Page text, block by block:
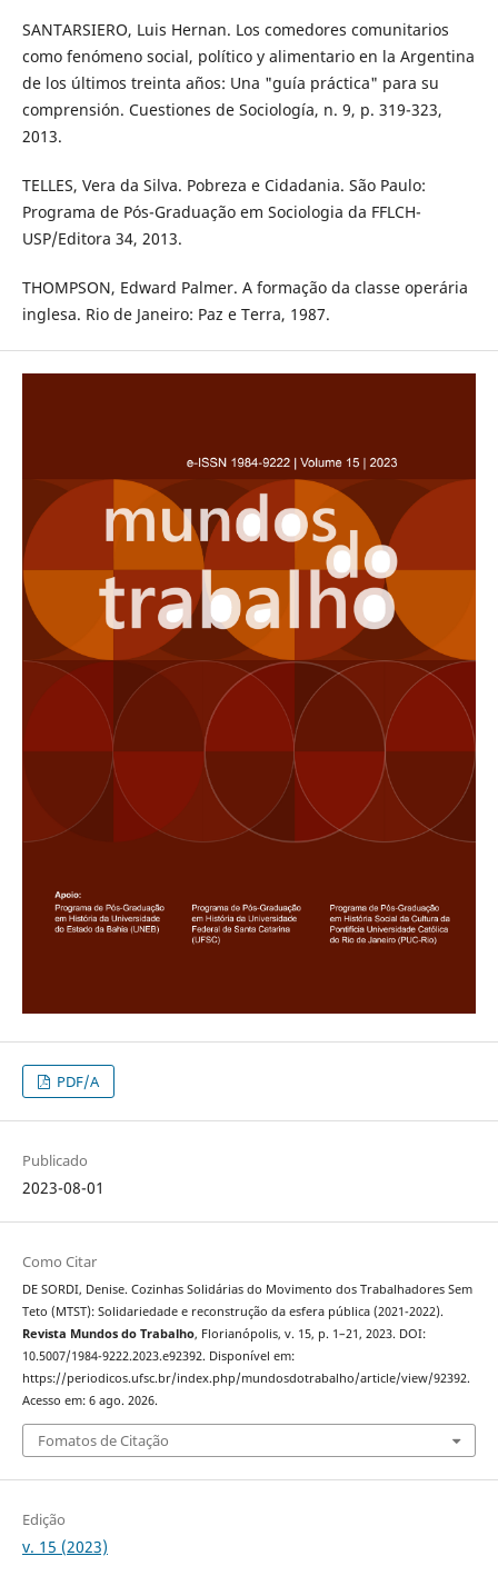
SANTARSIERO, Luis Hernan. Los comedores comunitarios
como fenómeno social, político y alimentario en la Argentina
de los últimos treinta años: Una "guía práctica" para su
comprensión. Cuestiones de Sociología, n. 9, p. 319-323,
2013.
TELLES, Vera da Silva. Pobreza e Cidadania. São Paulo:
Programa de Pós-Graduação em Sociologia da FFLCH-
USP/Editora 34, 2013.
THOMPSON, Edward Palmer. A formação da classe operária
inglesa. Rio de Janeiro: Paz e Terra, 1987.
PDF/A
Publicado
2023-08-01
Como Citar
DE SORDI, Denise. Cozinhas Solidárias do Movimento dos Trabalhadores Sem
Teto (MTST): Solidariedade e reconstrução da esfera pública (2021-2022).
Revista Mundos do Trabalho, Florianópolis, v. 15, p. 1–21, 2023. DOI:
10.5007/1984-9222.2023.e92392. Disponível em:
https://periodicos.ufsc.br/index.php/mundosdotrabalho/article/view/92392.
Acesso em: 6 ago. 2026.
Fomatos de Citação
Edição
v. 15 (2023)